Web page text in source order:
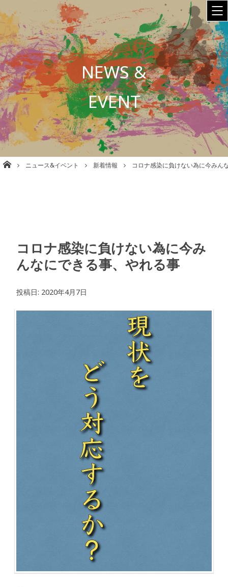
NEWS &
EVENT
株式会社babel 美容室/理容室/ネイル/各種事業運営 大阪
ニュース&イベント 新着情報 コロナ感染に負けない為に今みん
コロナ感染に負けない為に今み
んなにできる事、やれる事
投稿日: 2020年4月7日